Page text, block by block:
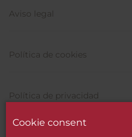
Aviso legal
Política de cookies
Política de privacidad
Cookie consent